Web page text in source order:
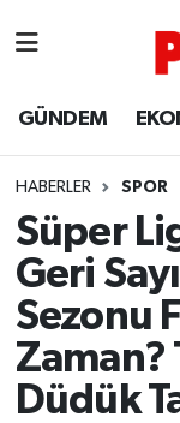
GÜNDEM
HABERLER SPOR
Süper
Geri
Sezonu
Zaman?
Düdük
Ayvalık
Bandırma
Bigadiç
Balıkesir
Balıkesir
Balıkesir
Süper Lig
Tüm